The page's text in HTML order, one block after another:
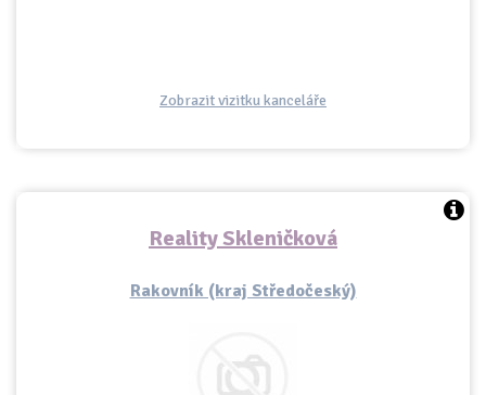
Zobrazit vizitku kanceláře
Reality Skleničková
Rakovník (kraj Středočeský)